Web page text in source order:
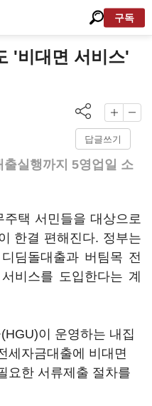
구독
'비대면 서비스'
답글쓰기
실행까지 5영업일 소
택 서민들을 대상으로
한결 편해진다. 정부는
딤돌대출과 버팀목 전
비스를 도입한다는 계
이 운영하는 내집
세자금대출에 비대면
요한 서류제출 절차를